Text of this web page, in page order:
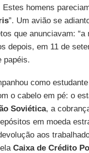
homens
”. Um avião se
que anunciavam:
depois, em 11 de
papéis.
como
o cabelo em pé: o
Soviética, a
em moeda
aos
Caixa de Crédito